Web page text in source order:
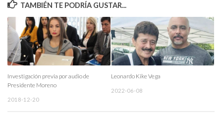
TAMBIÉN TE PODRÍA GUSTAR...
Investigación previa por audio de
Presidente Moreno
2018-12-20
Leonardo Kike Vega
2022-06-08